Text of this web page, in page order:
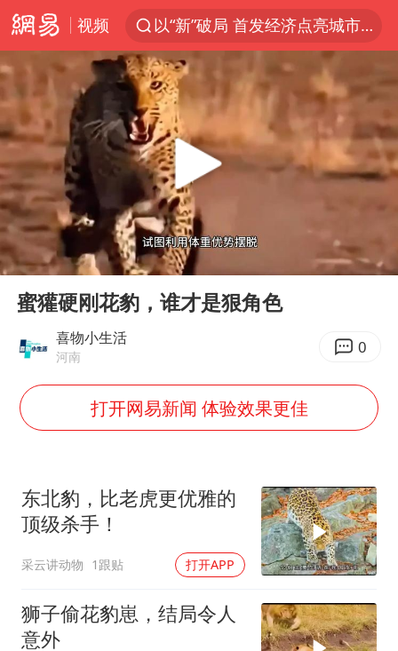
视频
以“新”破局 首发经济点亮城市消费活力
看守所辅警收受10万获刑1年
台风白海豚进入48小时警戒线
陈熠被张本美和连扳三局逆转
李亚鹏向地铁吐血女孩捐99999元
多地要求领导干部带头休假
感觉全东北都在等7号
中方回应是否在太平洋海底开采稀土
女子利用漏洞0元薅走3000多件家电
宇树科技 打新
房主任回应争议
把党建设得更加坚强有力
41岁女子为鼓励女儿考上985研究生
奋进开新局 实干挑大梁
Play
00:00 03:17
蜜獾硬刚花豹，谁才是狠角色
喜物小生活
河南 0
打开网易新闻 体验效果更佳
东北豹，比老虎更优雅的
顶级杀手！
采云讲动物 1跟贴 打开APP
狮子偷花豹崽，结局令人
意外